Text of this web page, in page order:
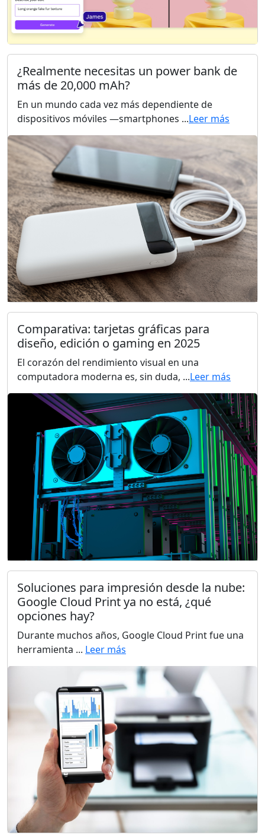
¿Realmente necesitas un power bank de
más de 20,000 mAh?
En un mundo cada vez más dependiente de
dispositivos móviles —smartphones ...Leer más
Comparativa: tarjetas gráficas para
diseño, edición o gaming en 2025
El corazón del rendimiento visual en una
computadora moderna es, sin duda, ...Leer más
Soluciones para impresión desde la nube:
Google Cloud Print ya no está, ¿qué
opciones hay?
Durante muchos años, Google Cloud Print fue una
herramienta ... Leer más